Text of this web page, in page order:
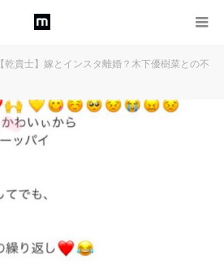
【乾貴士】嫁とインスタ離婚？木下優樹菜との不